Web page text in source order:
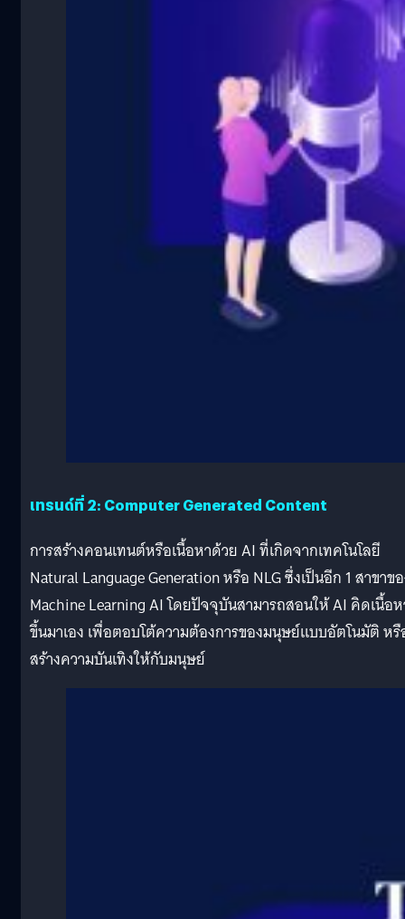
เทรนด์ที่ 2: Computer Generated Content
การสร้างคอนเทนต์หรือเนื้อหาด้วย AI ที่เกิดจากเทคโนโลยี
Natural Language Generation หรือ NLG ซึ่งเป็นอีก 1 สาขาข
Machine Learning AI โดยปัจจุบันสามารถสอนให้ AI คิดเนื้อ
ขึ้นมาเอง เพื่อตอบโต้ความต้องการของมนุษย์แบบอัตโนมัติ ห
สร้างความบันเทิงให้กับมนุษย์